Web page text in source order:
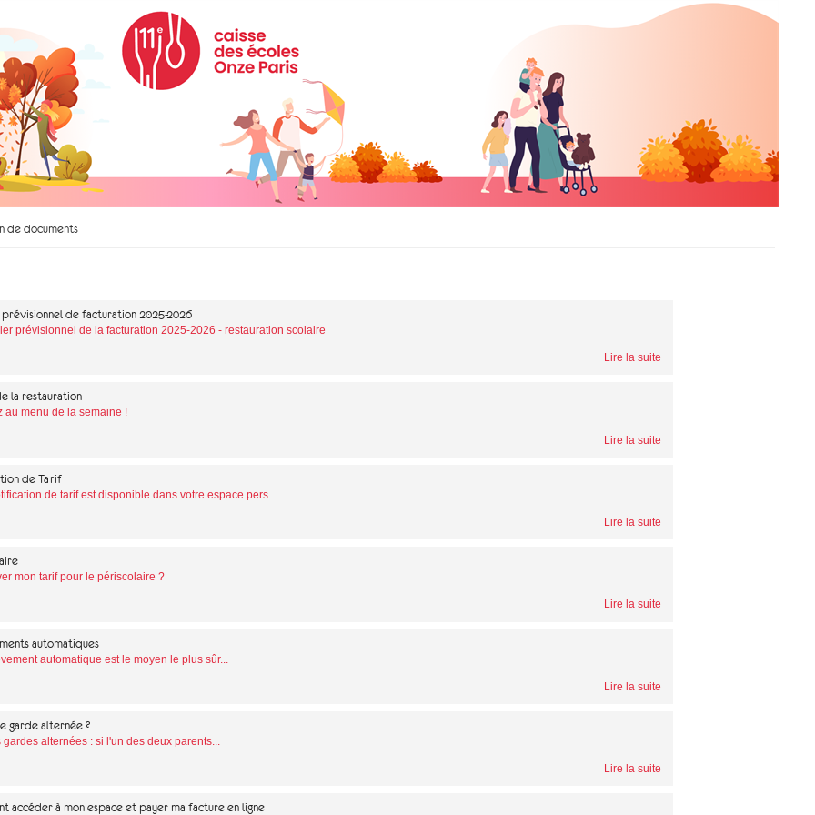
de documents
prévisionnel de facturation 2025-2026
prévisionnel de la facturation 2025-2026 - restauration scolaire
Lire la suite
la restauration
au menu de la semaine !
Lire la suite
de Tarif
de tarif est disponible dans votre espace pers...
Lire la suite
mon tarif pour le périscolaire ?
Lire la suite
automatiques
automatique est le moyen le plus sûr...
Lire la suite
garde alternée ?
gardes alternées : si l'un des deux parents...
Lire la suite
accéder à mon espace et payer ma facture en ligne